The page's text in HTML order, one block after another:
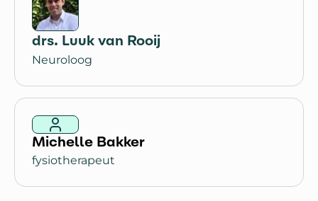
drs. Luuk van Rooij
Neuroloog
Michelle Bakker
fysiotherapeut